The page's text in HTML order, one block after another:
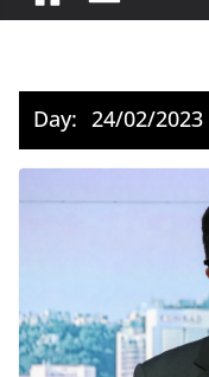
Day: 24/02/2023